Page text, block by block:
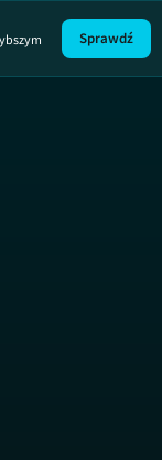
24h
Sprawdź